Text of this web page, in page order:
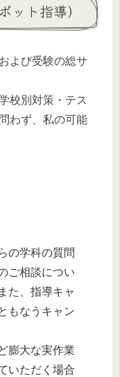
ット指導）
よび受験の総サ
校別対策・テス
わず、私の可能
の学科の質問
ご相談につい
た、指導キャ
もなうキャン
膨大な実作業
いただく場合